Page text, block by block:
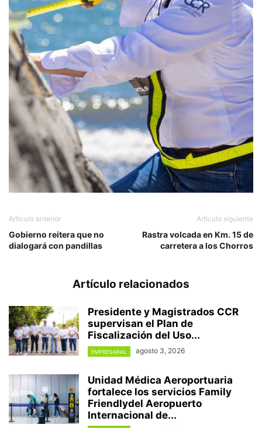
Artículo anterior
Gobierno reitera que no
dialogará con pandillas
Artículo siguiente
Rastra volcada en Km. 15 de
carretera a los Chorros
Artículo relacionados
Presidente y Magistrados CCR
supervisan el Plan de
Fiscalización del Uso...
EMPRESARIAL agosto 3, 2026
Unidad Médica Aeroportuaria
fortalece los servicios Family
Friendlydel Aeropuerto
Internacional de...